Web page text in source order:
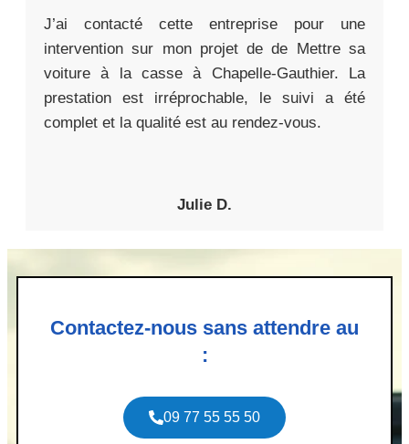
J’ai contacté cette entreprise pour une
intervention sur mon projet de de Mettre sa
voiture à la casse à Chapelle-Gauthier. La
prestation est irréprochable, le suivi a été
complet et la qualité est au rendez-vous.
Julie D.
Contactez-nous sans attendre au
:
09 77 55 55 50